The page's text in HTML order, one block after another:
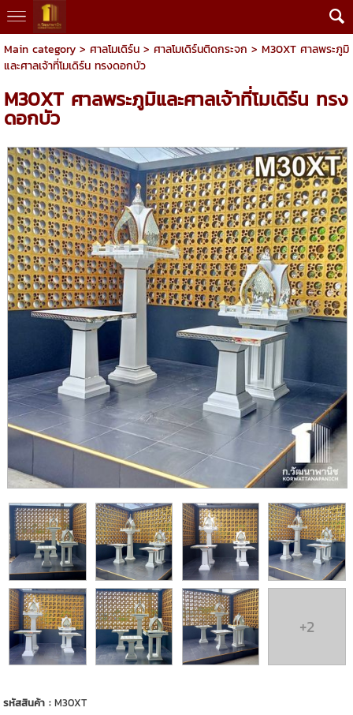
Main category> ศาลโมเดิร์น> ศาลโมเดิร์นติดกระจก > M30XT ศาลพระภูมิ
และศาลเจ้าที่โมเดิร์น ทรงดอกบัว
M30XT ศาลพระภูมิและศาลเจ้าที่โมเดิร์น ทรง
ดอกบัว
+2
รหัสสินค้า :M30XT